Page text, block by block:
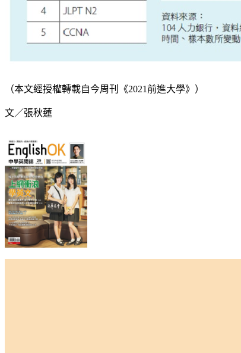
（本文經授權轉載自今周刊《2021前進大學》）
文／張秋蓮